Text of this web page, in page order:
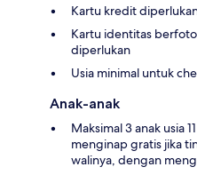
Kartu kredit
Kartu identitas
diperlukan
Usia minimal untuk
Anak-anak
Maksimal 3 anak usia
menginap gratis jika
walinya, dengan